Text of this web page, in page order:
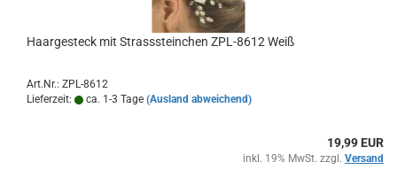
Haargesteck mit Strasssteinchen ZPL-8612 Weiß
Art.Nr.: ZPL-8612
Lieferzeit:
ca. 1-3 Tage (Ausland abweichend)
19,99 EUR
inkl. 19% MwSt. zzgl. Versand